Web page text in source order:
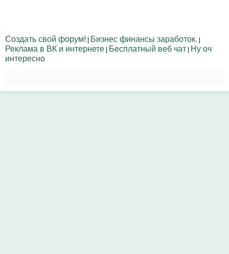
Создать свой форум! Бизнес финансы заработок.
Реклама в ВК и интернете Бесплатный веб чат Ну оч
интересно